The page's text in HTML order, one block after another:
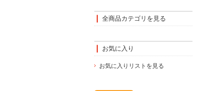
全商品カテゴリを見る
お気に入り
お気に入りリストを見る